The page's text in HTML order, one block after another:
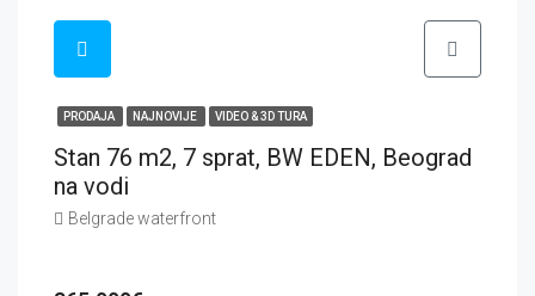
PRODAJA NAJNOVIJE VIDEO & 3D TURA
Stan 76 m2, 7 sprat, BW EDEN, Beograd
na vodi
Belgrade waterfront